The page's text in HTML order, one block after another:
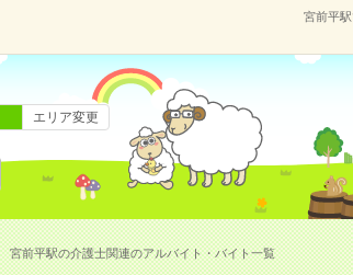
宮前平
エリア変更
宮前平駅の介護士関連のアルバイト・バイト一覧